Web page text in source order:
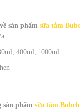
sản phẩm sữa tắm
400ml, 1000ml
sản phẩm sữa tắm